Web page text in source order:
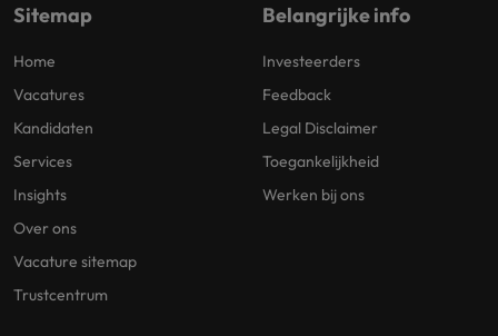
Sitemap
Home
Vacatures
Kandidaten
Services
Insights
Over ons
Vacature sitemap
Trustcentrum
Belangrijke info
Investeerders
Feedback
Legal Disclaimer
Toegankelijkheid
Werken bij ons